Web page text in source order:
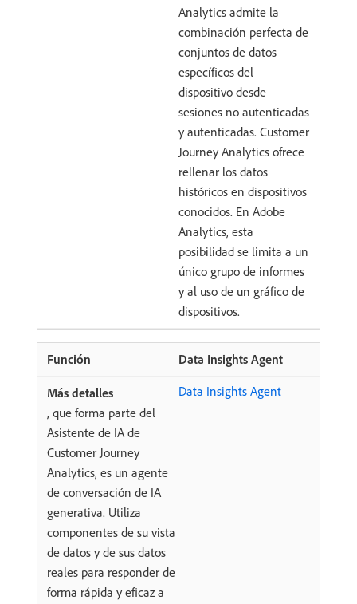
Analytics admite la
combinación perfecta de
conjuntos de datos
específicos del
dispositivo desde
sesiones no autenticadas
y autenticadas. Customer
Journey Analytics ofrece
rellenar los datos
históricos en dispositivos
conocidos. En Adobe
Analytics, esta
posibilidad se limita a un
único grupo de informes
y al uso de un gráfico de
dispositivos.
Data Insights Agent
Data Insights Agent
, que forma parte del
Asistente de IA de
Customer Journey
Analytics, es un agente
de conversación de IA
generativa. Utiliza
componentes de su vista
de datos y de sus datos
reales para responder de
forma rápida y eficaz a